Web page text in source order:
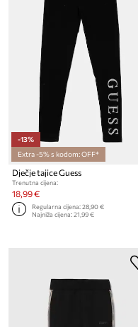
-13%
Extra -5% s kodom: OFF*
Dječje tajice Guess
Trenutna cijena:
18,99 €
Regularna cijena:28,90 €
Najniža cijena:21,99 €